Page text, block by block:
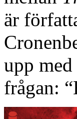
är
upp
frågan: